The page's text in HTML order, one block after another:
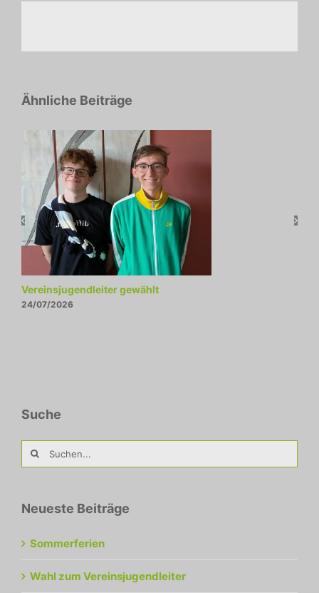
Ähnliche Beiträge
Vereinsjugendleiter gewählt
24/07/2026
Suche
Suche
nach:
Neueste Beiträge
Sommerferien
Wahl zum Vereinsjugendleiter